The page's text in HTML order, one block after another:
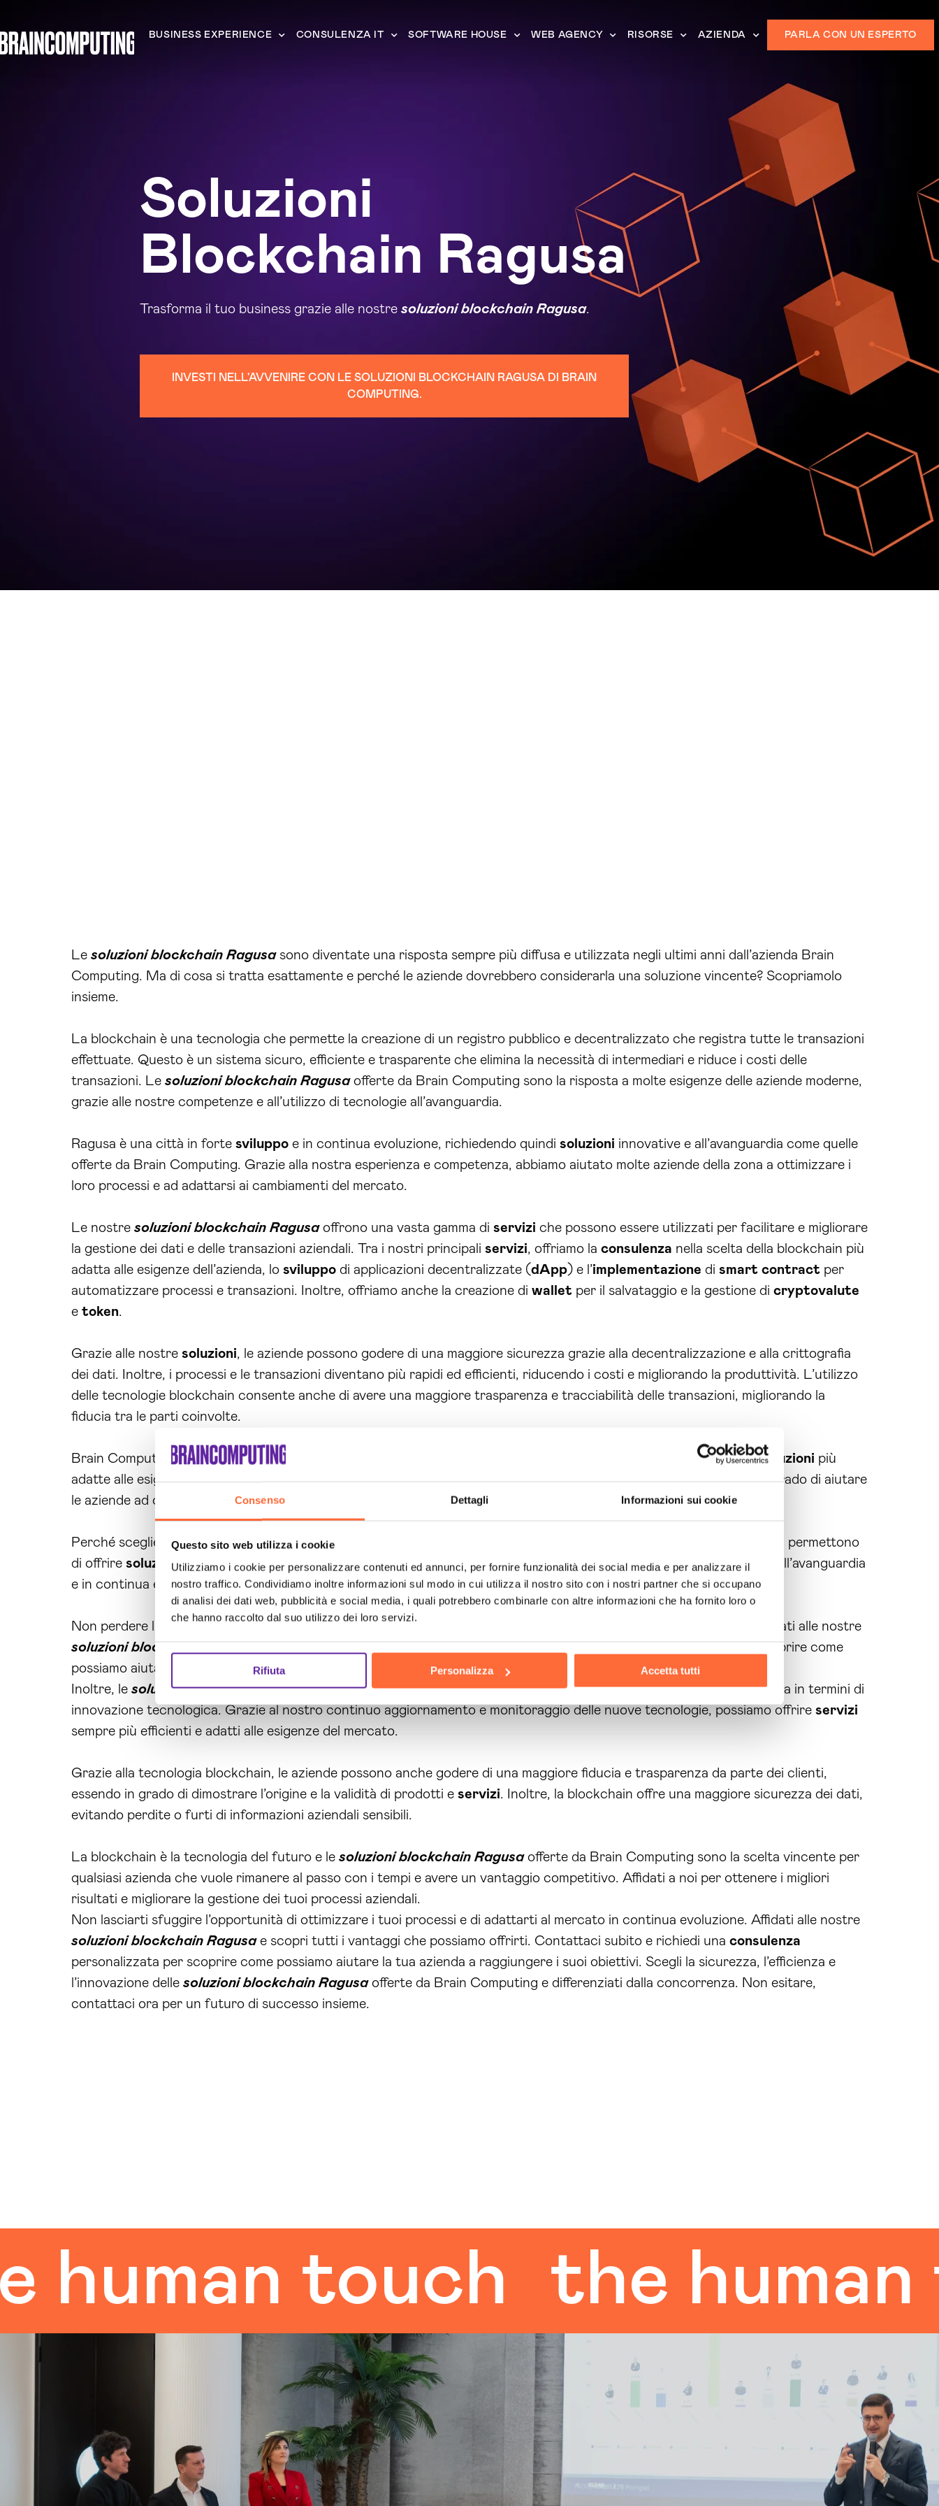
Consenso Dettagli Informazioni sui cookie
Questo sito web utilizza i cookie
Utilizziamo i cookie per personalizzare contenuti ed annunci, per fornire funzionalità dei social media e per analizzare il
nostro traffico. Condividiamo inoltre informazioni sul modo in cui utilizza il nostro sito con i nostri partner che si occupano
di analisi dei dati web, pubblicità e social media, i quali potrebbero combinarle con altre informazioni che ha fornito loro o
che hanno raccolto dal suo utilizzo dei loro servizi.
Rifiuta Personalizza Accetta tutti
BUSINESS EXPERIENCE CONSULENZA IT SOFTWARE HOUSE WEB AGENCY RISORSE AZIENDA PARLA CON UN ESPERTO
Soluzioni
Blockchain Ragusa
Trasforma il tuo business grazie alle nostre soluzioni blockchain Ragusa.
INVESTI NELL'AVVENIRE CON LE SOLUZIONI BLOCKCHAIN RAGUSA DI BRAIN
COMPUTING.
Le soluzioni blockchain Ragusasono diventate una risposta sempre più diffusa e utilizzata negli ultimi anni dall’azienda Brain
Computing. Ma di cosa si tratta esattamente e perché le aziende dovrebbero considerarla una soluzione vincente? Scopriamolo
insieme.
La blockchain è una tecnologia che permette la creazione di un registro pubblico e decentralizzato che registra tutte le transazioni
effettuate. Questo è un sistema sicuro, efficiente e trasparente che elimina la necessità di intermediari e riduce i costi delle
transazioni. Le soluzioni blockchain Ragusaofferte da Brain Computing sono la risposta a molte esigenze delle aziende moderne,
grazie alle nostre competenze e all’utilizzo di tecnologie all’avanguardia.
Ragusa è una città in forte sviluppo e in continua evoluzione, richiedendo quindi soluzioni innovative e all’avanguardia come quelle
offerte da Brain Computing. Grazie alla nostra esperienza e competenza, abbiamo aiutato molte aziende della zona a ottimizzare i
loro processi e ad adattarsi ai cambiamenti del mercato.
Le nostre soluzioni blockchain Ragusaoffrono una vasta gamma di servizi che possono essere utilizzati per facilitare e migliorare
la gestione dei dati e delle transazioni aziendali. Tra i nostri principali servizi, offriamo la consulenza nella scelta della blockchain più
adatta alle esigenze dell’azienda, lo sviluppo di applicazioni decentralizzate (dApp) e l’implementazione di smart contract per
automatizzare processi e transazioni. Inoltre, offriamo anche la creazione di wallet per il salvataggio e la gestione di cryptovalute
e token.
Grazie alle nostre soluzioni, le aziende possono godere di una maggiore sicurezza grazie alla decentralizzazione e alla crittografia
dei dati. Inoltre, i processi e le transazioni diventano più rapidi ed efficienti, riducendo i costi e migliorando la produttività. L’utilizzo
delle tecnologie blockchain consente anche di avere una maggiore trasparenza e tracciabilità delle transazioni, migliorando la
fiducia tra le parti coinvolte.
Brain Computing è leader nel settore delle e mira sempre a trovare le strategie e lesoluzioni più
adatte alle esigenze specifiche delle aziende. Grazie alla nostra esperienza e ai nostriservizipersonalizzati, siamo in grado di aiutare
le aziende ad ottenere risultati concreti e tangibili.
Perché scegliere lesoluzioni blockchain Ragusa
offerte da Brain Computing? La nostra esperienza e competenza ci permettono
di offrire soluzionisu misura e personalizzate alle esigenze di ogni azienda. Inoltre, la tecnologia blockchain è sempre all’avanguardia
e in continua evoluzione, garantendo un vantaggio competitivo a chi la utilizza.
Non perdere l’opportunità di ottimizzare i tuoi processi aziendali e di adattarti al mercato in continua evoluzione. Affidati alle nostre
soluzioni blockchain Ragusa
per scoprire come
possiamo aiutare la tua azienda a raggiungere i suoi obiettivi con la tecnologia blockchain.
Inoltre, le soluzioni blockchain Ragusaofferte da Brain Computing aiutano le aziende a essere sempre all’avanguardia in termini di
innovazione tecnologica. Grazie al nostro continuo aggiornamento e monitoraggio delle nuove tecnologie, possiamo offrire servizi
sempre più efficienti e adatti alle esigenze del mercato.
Grazie alla tecnologia blockchain, le aziende possono anche godere di una maggiore fiducia e trasparenza da parte dei clienti,
essendo in grado di dimostrare l’origine e la validità di prodotti e servizi. Inoltre, la blockchain offre una maggiore sicurezza dei dati,
evitando perdite o furti di informazioni aziendali sensibili.
La blockchain è la tecnologia del futuro e le soluzioni blockchain Ragusaofferte da Brain Computing sono la scelta vincente per
qualsiasi azienda che vuole rimanere al passo con i tempi e avere un vantaggio competitivo. Affidati a noi per ottenere i migliori
risultati e migliorare la gestione dei tuoi processi aziendali.
Non lasciarti sfuggire l’opportunità di ottimizzare i tuoi processi e di adattarti al mercato in continua evoluzione. Affidati alle nostre
soluzioni blockchain Ragusae scopri tutti i vantaggi che possiamo offrirti. Contattaci subito e richiedi una consulenza
personalizzata per scoprire come possiamo aiutare la tua azienda a raggiungere i suoi obiettivi. Scegli la sicurezza, l’efficienza e
l’innovazione delle soluzioni blockchain Ragusaofferte da Brain Computing e differenziati dalla concorrenza. Non esitare,
contattaci ora per un futuro di successo insieme.
touch the human